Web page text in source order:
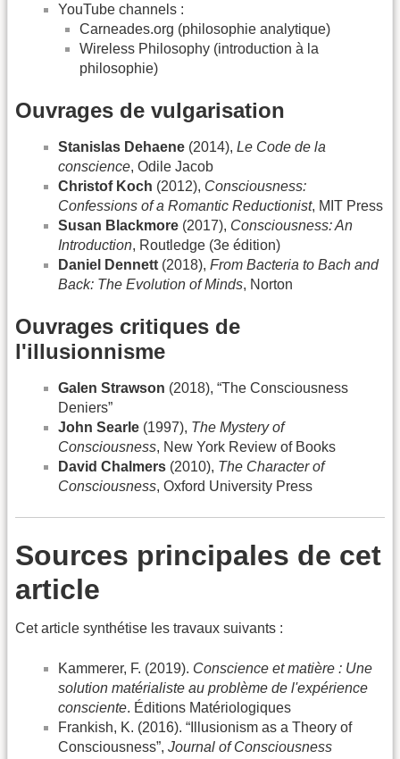
YouTube channels :
Carneades.org (philosophie analytique)
Wireless Philosophy (introduction à la
philosophie)
Ouvrages de vulgarisation
Stanislas Dehaene (2014), Le Code de la
conscience, Odile Jacob
Christof Koch (2012), Consciousness:
Confessions of a Romantic Reductionist, MIT Press
Susan Blackmore (2017), Consciousness: An
Introduction, Routledge (3e édition)
Daniel Dennett (2018), From Bacteria to Bach and
Back: The Evolution of Minds, Norton
Ouvrages critiques de
l'illusionnisme
Galen Strawson (2018), “The Consciousness
Deniers”
John Searle (1997), The Mystery of
Consciousness, New York Review of Books
David Chalmers (2010), The Character of
Consciousness, Oxford University Press
Sources principales de cet
article
Cet article synthétise les travaux suivants :
Kammerer, F. (2019). Conscience et matière : Une
solution matérialiste au problème de l'expérience
consciente. Éditions Matériologiques
Frankish, K. (2016). “Illusionism as a Theory of
Consciousness”, Journal of Consciousness